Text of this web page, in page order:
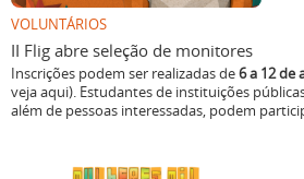
VOLUNTÁRIOS
II Flig abre seleção de monitores
Inscrições podem ser realizadas de6 a 12 de
veja aqui). Estudantes de instituições
além de pessoas interessadas, podem